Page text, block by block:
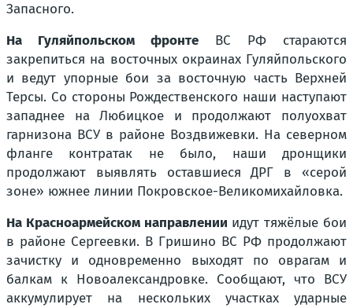
Запасного.
На Гуляйпольском фронте ВС РФ стараются
закрепиться на восточных окраинах Гуляйпольского
и ведут упорные бои за восточную часть Верхней
Терсы. Со стороны Рождественского наши наступают
западнее на Любицкое и продолжают полуохват
гарнизона ВСУ в районе Воздвижевки. На северном
фланге контратак не было, наши дронщики
продолжают выявлять оставшиеся ДРГ в «серой
зоне» южнее линии Покровское-Великомихайловка.
На Красноармейском направлении идут тяжёлые бои
в районе Сергеевки. В Гришино ВС РФ продолжают
зачистку и одновременно выходят по оврагам и
балкам к Новоалександровке. Сообщают, что ВСУ
аккумулирует на нескольких участках ударные